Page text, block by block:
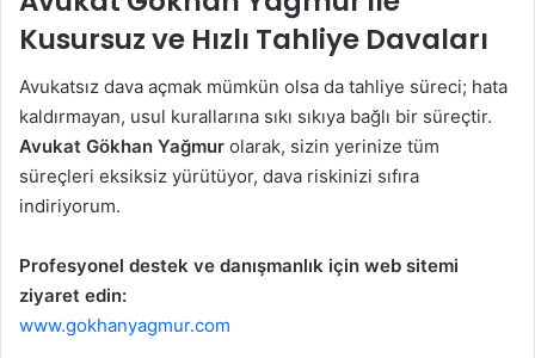
Kusursuz ve Hızlı Tahliye Davaları
Avukatsız dava açmak mümkün olsa da tahliye süreci; hata
kaldırmayan, usul kurallarına sıkı sıkıya bağlı bir süreçtir.
Avukat Gökhan Yağmur olarak, sizin yerinize tüm
süreçleri eksiksiz yürütüyor, dava riskinizi sıfıra
indiriyorum.
Profesyonel destek ve danışmanlık için web sitemi
ziyaret edin:
www.gokhanyagmur.com